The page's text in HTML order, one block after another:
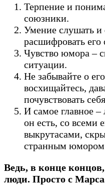
Терпение и
союзники.
Умение слушать
расшифровать его
Чувство юмора –
ситуации.
Не забывайте о
восхищайтесь,
почувствовать
И самое главное
он есть, со всеми
выкрутасами,
странным
Ведь, в конце
люди. Просто с